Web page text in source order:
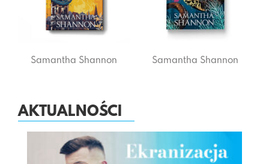
Samantha Shannon Samantha Shannon
AKTUALNOŚCI